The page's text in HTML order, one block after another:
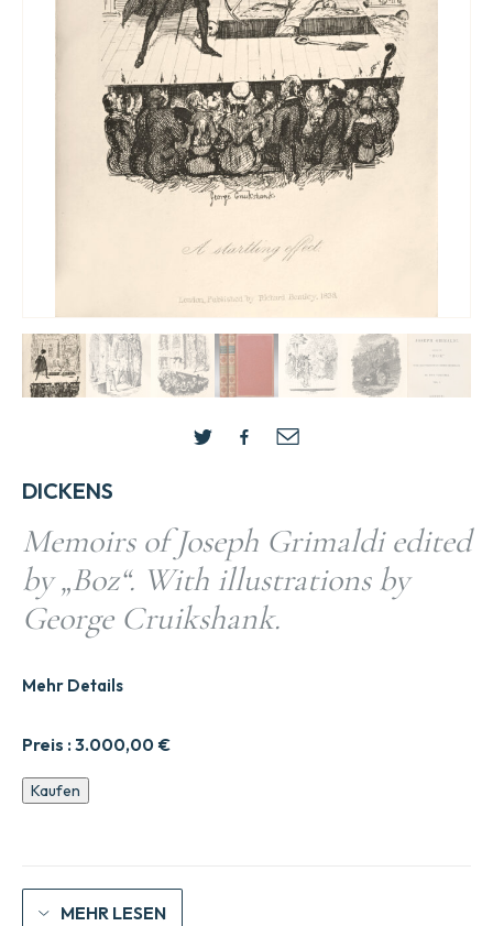
DICKENS
Memoirs of Joseph Grimaldi edited
by „Boz“. With illustrations by
George Cruikshank.
Preis :3.000,00 €
Mehr Details
Memoirs
of
Kaufen
MEHR LESEN